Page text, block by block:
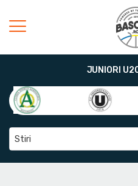
JUNIORI
Stiri